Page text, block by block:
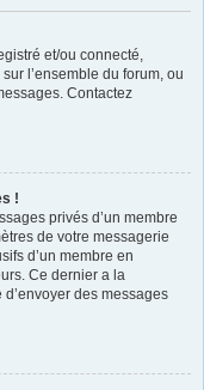
et/ou connecté,
l’ensemble du forum, ou
Contactez
!
privés d’un membre
de votre messagerie
d’un membre en
Ce dernier a la
des messages